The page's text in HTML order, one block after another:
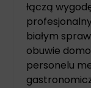
łączą
białym
obuwie
personelu